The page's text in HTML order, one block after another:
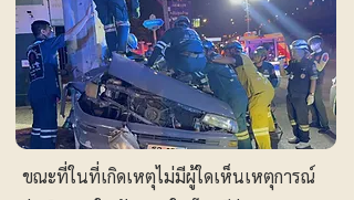
ขณะที่ในที่เกิดเหตุไม่มีผู้ใดเห็นเหตุการณ์